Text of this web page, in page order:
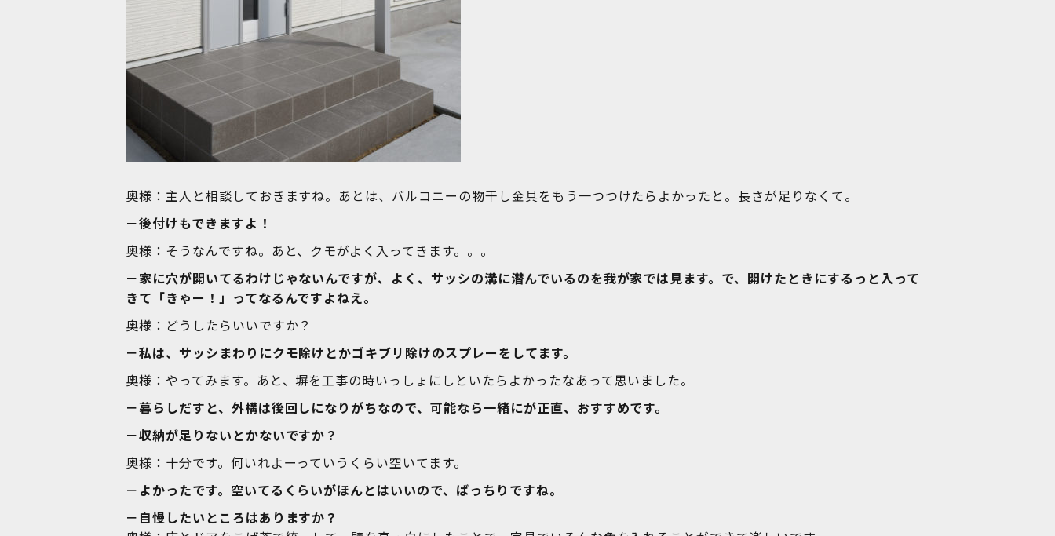
奥様：主人と相談しておきますね。あとは、バルコニーの物干し金具をもう一つつけたらよかったと。長さが足りなくて。
－後付けもできますよ！
奥様：そうなんですね。あと、クモがよく入ってきます。。。
－家に穴が開いてるわけじゃないんですが、よく、サッシの溝に潜んでいるのを我が家では見ます。で、開けたときにするっと入って
きて「きゃー！」ってなるんですよねえ。
奥様：どうしたらいいですか？
－私は、サッシまわりにクモ除けとかゴキブリ除けのスプレーをしてます。
奥様：やってみます。あと、塀を工事の時いっしょにしといたらよかったなあって思いました。
－暮らしだすと、外構は後回しになりがちなので、可能なら一緒にが正直、おすすめです。
－収納が足りないとかないですか？
奥様：十分です。何いれよーっていうくらい空いてます。
－よかったです。空いてるくらいがほんとはいいので、ばっちりですね。
－自慢したいところはありますか？